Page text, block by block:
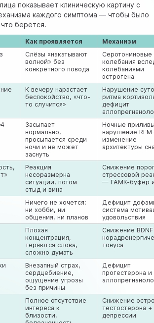
показывает клиническую картину с
каждого симптома — чтобы было
берётся.
Как проявляется
Механизм
Слёзы «накатывают
волной» без
конкретного повода
Серотониновые
колебания
колебаниями
эстрогена
К вечеру нарастает
беспокойство, «что-
то случится»
Нарушение
ритма
дефицит
Засыпает
нормально,
просыпается среди
ночи и не может
заснуть
Ночные
нарушение
изменение
архитектуры
Реакция
несоразмерна
ситуации, потом
стыд и вина
Снижение
стрессовой
— ГАМК-буфер
Ничего не хочется:
ни хобби, ни
общения, ни планов
Дефицит
система
удовольствия
Плохая
концентрация,
теряются слова,
сложно думать
Снижение
тонуса
Внезапный страх,
сердцебиение,
ощущение угрозы
без причины
Дефицит
прогестерона и
Полное отсутствие
интереса к
близости,
Снижение
тестостерона
депрессии